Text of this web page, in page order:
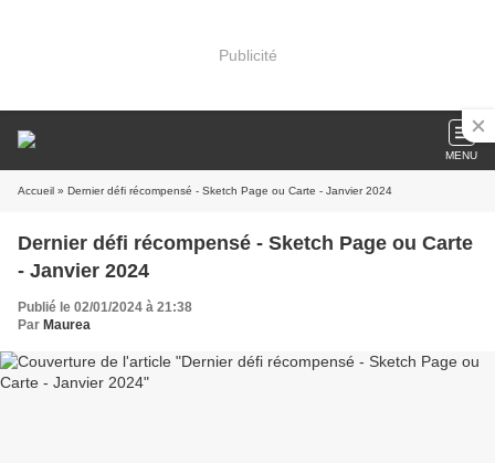
Publicité
MENU
Accueil » Dernier défi récompensé - Sketch Page ou Carte - Janvier 2024
Dernier défi récompensé - Sketch Page ou Carte
- Janvier 2024
Publié le 02/01/2024 à 21:38
Par Maurea